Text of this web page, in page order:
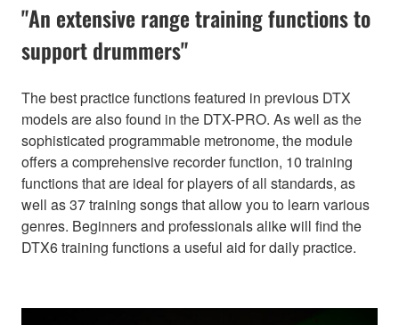
"An extensive range training functions to
support drummers"
The best practice functions featured in previous DTX
models are also found in the DTX-PRO. As well as the
sophisticated programmable metronome, the module
offers a comprehensive recorder function, 10 training
functions that are ideal for players of all standards, as
well as 37 training songs that allow you to learn various
genres. Beginners and professionals alike will find the
DTX6 training functions a useful aid for daily practice.